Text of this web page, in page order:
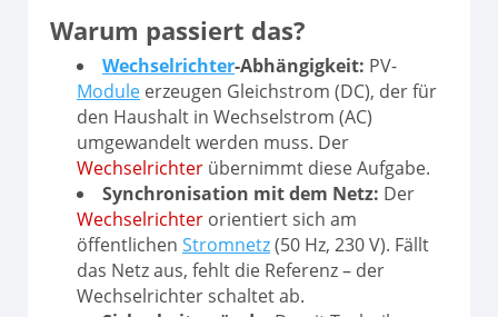
Warum passiert das?
Wechselrichter-Abhängigkeit: PV-
Module erzeugen Gleichstrom (DC), der für
den Haushalt in Wechselstrom (AC)
umgewandelt werden muss. Der
Wechselrichter übernimmt diese Aufgabe.
Synchronisation mit dem Netz: Der
Wechselrichter orientiert sich am
öffentlichen Stromnetz(50 Hz, 230 V). Fällt
das Netz aus, fehlt die Referenz – der
Wechselrichter schaltet ab.